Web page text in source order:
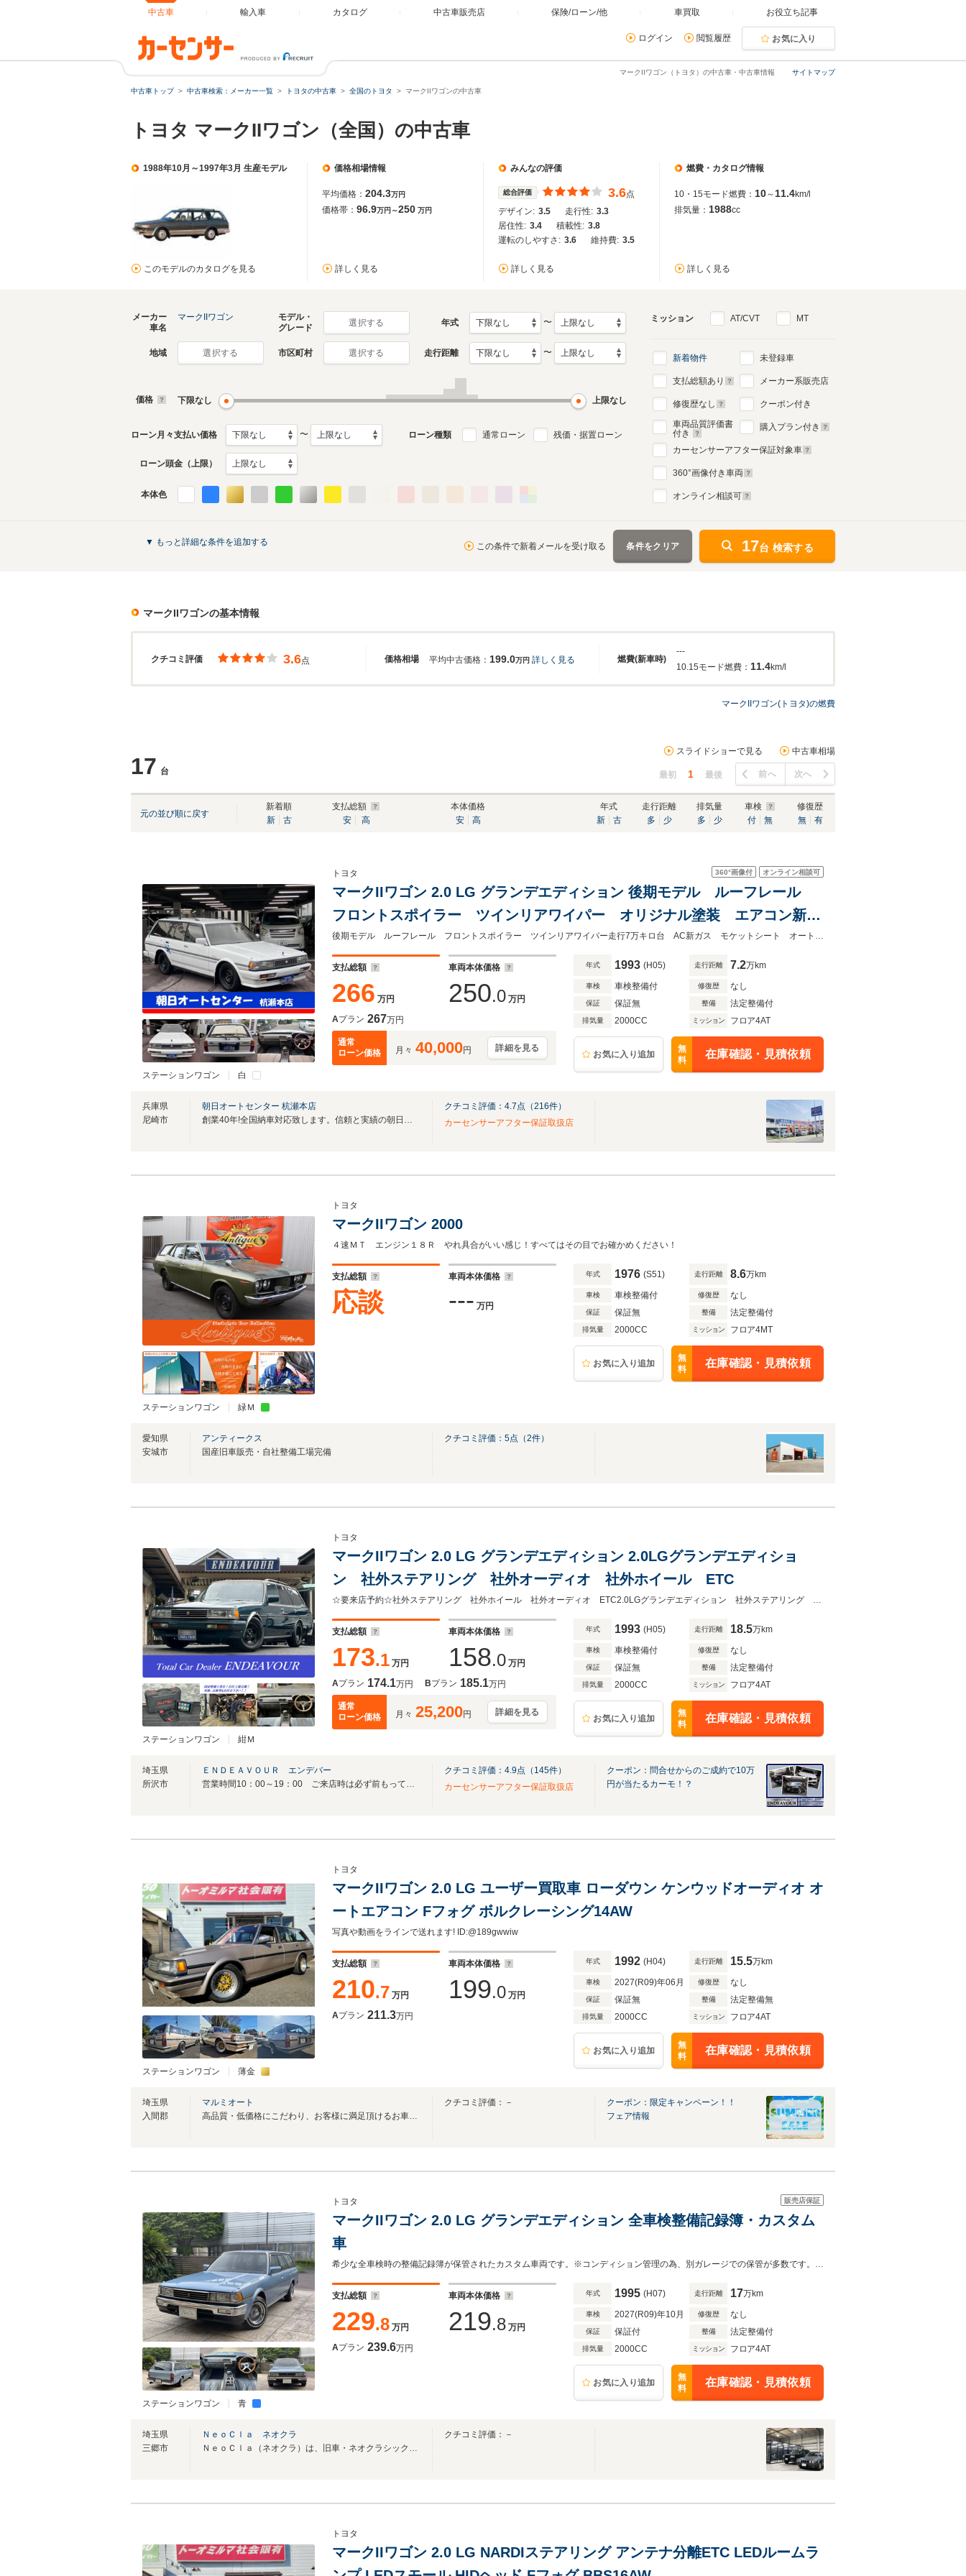
中古車 輸入車 カタログ 中古車販売店 保険/ローン/他 車買取 お役立ち記事
ログイン 閲覧履歴 お気に入り
サイトマップ
マークIIワゴン（トヨタ）の中古車・中古車情報
中古車トップ 中古車検索：メーカー一覧 トヨタの中古車 全国のトヨタ マークIIワゴンの中古車
トヨタ マークIIワゴン（全国）の中古車
1988年10月～1997年3月 生産モデル
このモデルのカタログを見る
価格相場情報
平均価格： 204.3万円
価格帯： 96.9万円～250 万円
詳しく見る
みんなの評価
総合評価 3.6点
デザイン: 3.5 走行性: 3.3
居住性: 3.4 積載性: 3.8
運転のしやすさ: 3.6 維持費: 3.5
詳しく見る
燃費・カタログ情報
10・15モード燃費： 10～ 11.4km/l
排気量： 1988cc
詳しく見る
メーカー
車名
マークIIワゴン
モデル・
グレード
選択する 年式 〜
地域 選択する 市区町村 選択する 走行距離 〜
価格 下限なし 上限なし
ローン月々支払い価格 〜 ローン種類 通常ローン 残価・据置ローン
ローン頭金（上限）
本体色
ミッション AT/CVT MT
新着物件
支払総額あり
修復歴なし
車両品質評価書
付き
未登録車
メーカー系販売店
クーポン付き
購入プラン付き
カーセンサーアフター保証対象車
360°画像付き車両
オンライン相談可
▼ もっと詳細な条件を追加する この条件で新着メールを受け取る 条件をクリア 17台 検索する
マークIIワゴンの基本情報
クチコミ評価 価格相場 燃費(新車時)
3.6点 平均中古価格： 199.0万円 詳しく見る
---
10.15モード燃費： 11.4km/l
マークIIワゴン(トヨタ)の燃費
17 台
スライドショーで見る 中古車相場
最初 1 最後 前へ 次へ
元の並び順に戻す
新着順
新
古
支払総額
安
高
本体価格
安
高
年式
新
古
走行距離
多
少
排気量
多
少
車検
付
無
修復歴
無
有
ステーションワゴン 白
360°画像付 オンライン相談可
トヨタ
マークIIワゴン 2.0 LG グランデエディション 後期モデル ルーフレール
フロントスポイラー ツインリアワイパー オリジナル塗装 エアコン新ガ
ス モケットシート オートライト ウッドステアリング 修復歴なし 禁
煙車
後期モデル ルーフレール フロントスポイラー ツインリアワイパー走行7万キロ台 AC新ガス モケットシート オートライト ウッドステア 下回り腐食なし 機関良好 禁煙
支払総額
266 万円
車両本体価格
250.0 万円
Aプラン 267万円
通常
ローン価格
月々 40,000円 詳細を見る
年式 1993 (H05) 走行距離 7.2万km
車検 車検整備付 修復歴 なし
保証 保証無 整備 法定整備付
排気量 2000CC ミッション フロア4AT
お気に入り追加
無
料
在庫確認・見積依頼
兵庫県
尼崎市
朝日オートセンター 杭瀬本店
創業40年!全国納車対応致します。信頼と実績の朝日オートセンター。
クチコミ評価： 4.7点（216件）
カーセンサーアフター保証取扱店
ステーションワゴン 緑Ｍ
トヨタ
マークIIワゴン 2000
４速ＭＴ エンジン１８Ｒ やれ具合がいい感じ！すべてはその目でお確かめください！
支払総額
応談
車両本体価格
--- 万円
年式 1976 (S51) 走行距離 8.6万km
車検 車検整備付 修復歴 なし
保証 保証無 整備 法定整備付
排気量 2000CC ミッション フロア4MT
お気に入り追加
無
料
在庫確認・見積依頼
愛知県
安城市
アンティークス
国産旧車販売・自社整備工場完備
クチコミ評価： 5点（2件）
ステーションワゴン 紺Ｍ
トヨタ
マークIIワゴン 2.0 LG グランデエディション 2.0LGグランデエディショ
ン 社外ステアリング 社外オーディオ 社外ホイール ETC
☆要来店予約☆社外ステアリング 社外ホイール 社外オーディオ ETC2.0LGグランデエディション 社外ステアリング 社外オーディオ 社外ホイール ETC
支払総額
173.1 万円
車両本体価格
158.0 万円
Aプラン 174.1万円 Bプラン 185.1万円
通常
ローン価格
月々 25,200円 詳細を見る
年式 1993 (H05) 走行距離 18.5万km
車検 車検整備付 修復歴 なし
保証 保証無 整備 法定整備付
排気量 2000CC ミッション フロア4AT
お気に入り追加
無
料
在庫確認・見積依頼
埼玉県
所沢市
ＥＮＤＥＡＶＯＵＲ エンデバー
営業時間10：00～19：00 ご来店時は必ず前もってご連絡をお願い致します。
クチコミ評価： 4.9点（ 145件）
カーセンサーアフター保証取扱店
クーポン：問合せからのご成約で10万
円が当たるカーモ！？
ステーションワゴン 薄金
トヨタ
マークIIワゴン 2.0 LG ユーザー買取車 ローダウン ケンウッドオーディオ オ
ートエアコン Fフォグ ボルクレーシング14AW
写真や動画をラインで送れます! ID:@189gwwiw
支払総額
210.7 万円
車両本体価格
199.0 万円
Aプラン 211.3万円
年式 1992 (H04) 走行距離 15.5万km
車検 2027(R09)年06月 修復歴 なし
保証 保証無 整備 法定整備無
排気量 2000CC ミッション フロア4AT
お気に入り追加
無
料
在庫確認・見積依頼
埼玉県
入間郡
マルミオート
高品質・低価格にこだわり、お客様に満足頂けるお車を厳選してご提供！！
クチコミ評価：－
クーポン：限定キャンペーン！！
フェア情報
ステーションワゴン 青
販売店保証
トヨタ
マークIIワゴン 2.0 LG グランデエディション 全車検整備記録簿・カスタム
車
希少な全車検時の整備記録簿が保管されたカスタム車両です。※コンディション管理の為、別ガレージでの保管が多数です。ご来店の際はご連絡をお願い申し上げます。
支払総額
229.8 万円
車両本体価格
219.8 万円
Aプラン 239.6万円
年式 1995 (H07) 走行距離 17万km
車検 2027(R09)年10月 修復歴 なし
保証 保証付 整備 法定整備付
排気量 2000CC ミッション フロア4AT
お気に入り追加
無
料
在庫確認・見積依頼
埼玉県
三郷市
ＮｅｏＣｌａ ネオクラ
ＮｅｏＣｌａ（ネオクラ）は、旧車・ネオクラシックカー・ヤングタイマーの専門店です
クチコミ評価：－
トヨタ
マークIIワゴン 2.0 LG NARDIステアリング アンテナ分離ETC LEDルームラ